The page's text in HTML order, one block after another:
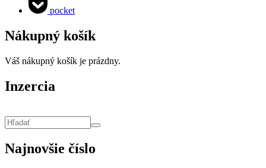
pocket
Nákupný košík
Váš nákupný košík je prázdny.
Inzercia
Najnovšie číslo